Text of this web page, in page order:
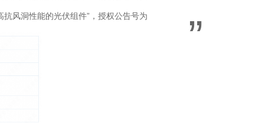
”
风洞性能的光伏组件”，授权公告号为